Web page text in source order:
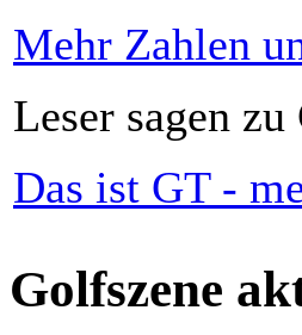
Mehr Zahlen
Leser sagen
Das ist GT -
Golfszene